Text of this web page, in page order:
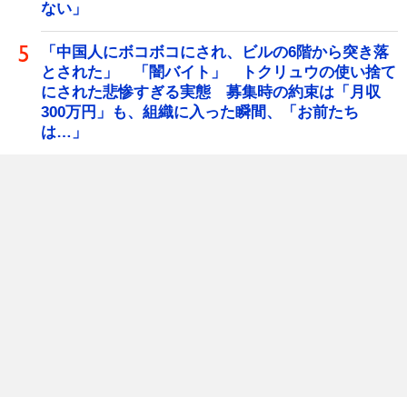
ない」
「中国人にボコボコにされ、ビルの6階から突き落
とされた」 「闇バイト」 トクリュウの使い捨て
にされた悲惨すぎる実態 募集時の約束は「月収
300万円」も、組織に入った瞬間、「お前たち
は…」